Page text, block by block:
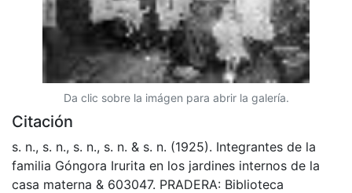
Da clic sobre la imágen para abrir la galería.
Citación
s. n., s. n., s. n., s. n. & s. n. (1925). Integrantes de la
familia Góngora Irurita en los jardines internos de la
casa materna & 603047. PRADERA: Biblioteca